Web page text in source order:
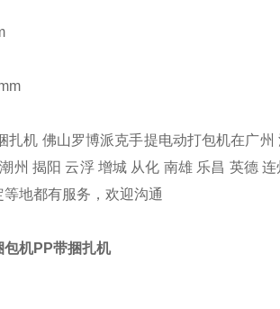
佛山罗博派克手提电动打包机在广州
州 揭阳 云浮 增城 从化 南雄 乐昌 英德
地都有服务，欢迎沟通
机PP带捆扎机